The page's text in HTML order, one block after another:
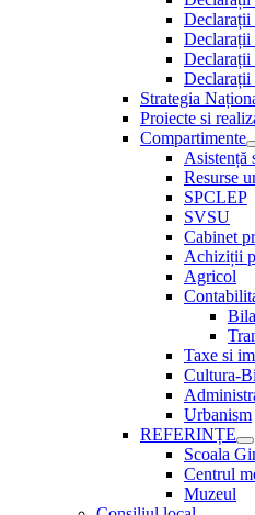
Declarații
Declarații
Declarații
Declarații
Strategia
Proiecte si
Compartimente
Asistență
Resurse
SPCLEP
SVSU
Cabinet
Achiziții
Agricol
Taxe si
Cultura-
Urbanism
REFERINȚE
Scoala
Centrul
Muzeul